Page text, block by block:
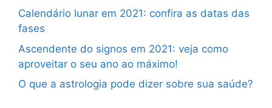
Calendário lunar em 2021: confira as datas das
fases
Ascendente do signos em 2021: veja como
aproveitar o seu ano ao máximo!
O que a astrologia pode dizer sobre sua saúde?